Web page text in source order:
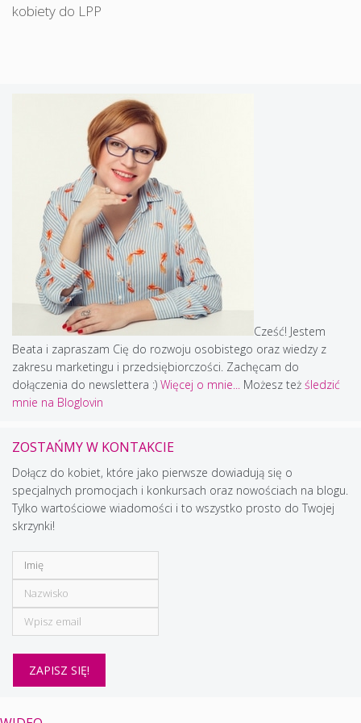
kobiety do LPP
Cześć! Jestem
Beata i zapraszam Cię do rozwoju osobistego oraz wiedzy z
zakresu marketingu i przedsiębiorczości. Zachęcam do
dołączenia do newslettera :) Więcej o mnie... Możesz też śledzić
mnie na Bloglovin
ZOSTAŃMY W KONTAKCIE
Dołącz do kobiet, które jako pierwsze dowiadują się o
specjalnych promocjach i konkursach oraz nowościach na blogu.
Tylko wartościowe wiadomości i to wszystko prosto do Twojej
skrzynki!